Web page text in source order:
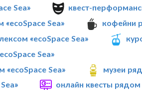
Sea»
квест-
Sea»
кофейни
«ecoSpace Sea»
Sea»
Sea»
музеи
онлайн квесты